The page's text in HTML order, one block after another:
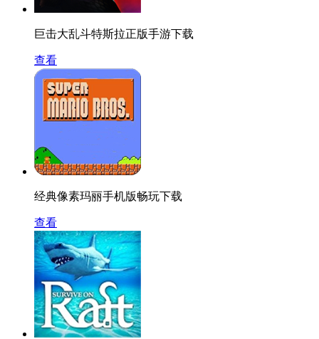
巨击大乱斗特斯拉正版手游下载
查看
经典像素玛丽手机版畅玩下载
查看